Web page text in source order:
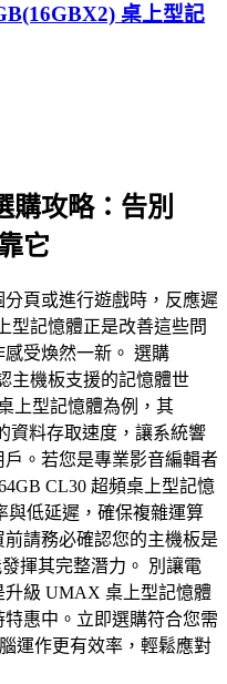
桌上型記
攻略：告別
它
頁或進行遊戲時，反應遲
型記憶體正是改善這些問
受煥然一新。 選購
主機板支援的記憶體世
上型記憶體為例，其
資料存取速度，讓系統響
。若您是專業影音編輯者
CL30 超頻桌上型記憶
與低延遲，確保複雜運算
請務必確認您的主機板是
揮其完整潛力。 別讓電
升級 UMAX 桌上型記憶體
惠中。立即選購符合您需
運作更有效率，輕鬆應對